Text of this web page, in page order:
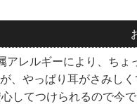
アレルギーにより、ちょ
、やっぱり耳がさみし
してつけられるので今